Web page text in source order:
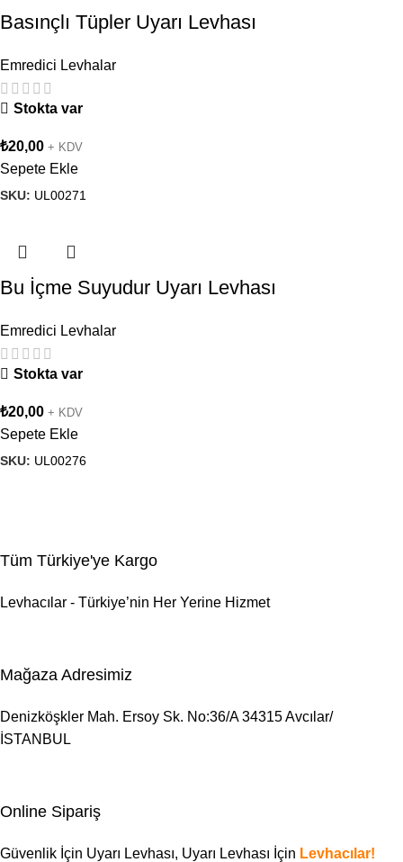
Basınçlı Tüpler Uyarı Levhası
Emredici Levhalar
Stokta var
₺20,00 + KDV
Sepete Ekle
SKU: UL00271
Bu İçme Suyudur Uyarı Levhası
Emredici Levhalar
Stokta var
₺20,00 + KDV
Sepete Ekle
SKU: UL00276
Tüm Türkiye'ye Kargo
Levhacılar - Türkiye’nin Her Yerine Hizmet
Mağaza Adresimiz
Denizköşkler Mah. Ersoy Sk. No:36/A 34315 Avcılar/
İSTANBUL
Online Sipariş
Güvenlik İçin Uyarı Levhası, Uyarı Levhası İçin Levhacılar!